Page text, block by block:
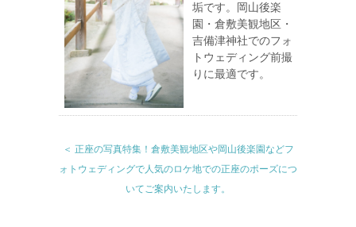
垢です。岡山後楽
園・倉敷美観地区・
吉備津神社でのフォ
トウェディング前撮
りに最適です。
＜ 正座の写真特集！倉敷美観地区や岡山後楽園などフ
ォトウェディングで人気のロケ地での正座のポーズにつ
いてご案内いたします。